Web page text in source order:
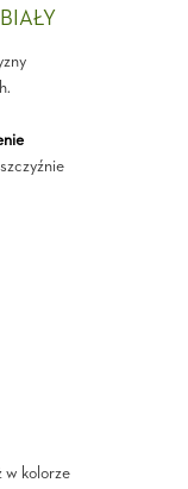
w kolorze